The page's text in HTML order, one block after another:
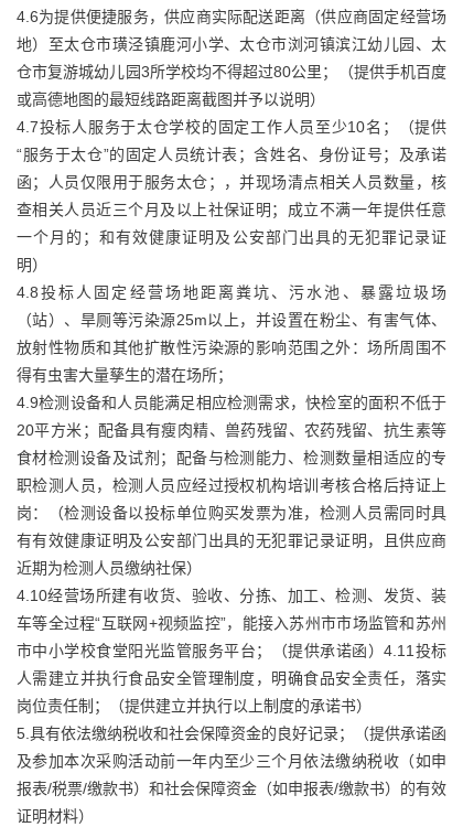
4.6为提供便捷服务，供应商实际配送距离（供应商固定经营场
地）至太仓市璜泾镇鹿河小学、太仓市浏河镇滨江幼儿园、太
仓市复游城幼儿园3所学校均不得超过80公里；（提供手机百度
或高德地图的最短线路距离截图并予以说明）
4.7投标人服务于太仓学校的固定工作人员至少10名；（提供
“服务于太仓”的固定人员统计表；含姓名、身份证号；及承诺
函；人员仅限用于服务太仓；，并现场清点相关人员数量，核
查相关人员近三个月及以上社保证明；成立不满一年提供任意
一个月的；和有效健康证明及公安部门出具的无犯罪记录证
明）
4.8投标人固定经营场地距离粪坑、污水池、暴露垃圾场
（站）、旱厕等污染源25m以上，并设置在粉尘、有害气体、
放射性物质和其他扩散性污染源的影响范围之外：场所周围不
得有虫害大量孳生的潜在场所；
4.9检测设备和人员能满足相应检测需求，快检室的面积不低于
20平方米；配备具有瘦肉精、兽药残留、农药残留、抗生素等
食材检测设备及试剂；配备与检测能力、检测数量相适应的专
职检测人员，检测人员应经过授权机构培训考核合格后持证上
岗：（检测设备以投标单位购买发票为准，检测人员需同时具
有有效健康证明及公安部门出具的无犯罪记录证明，且供应商
近期为检测人员缴纳社保）
4.10经营场所建有收货、验收、分拣、加工、检测、发货、装
车等全过程“互联网+视频监控”，能接入苏州市市场监管和苏州
市中小学校食堂阳光监管服务平台；（提供承诺函）4.11投标
人需建立并执行食品安全管理制度，明确食品安全责任，落实
岗位责任制；（提供建立并执行以上制度的承诺书）
5.具有依法缴纳税收和社会保障资金的良好记录；（提供承诺函
及参加本次采购活动前一年内至少三个月依法缴纳税收（如申
报表/税票/缴款书）和社会保障资金（如申报表/缴款书）的有效
证明材料）